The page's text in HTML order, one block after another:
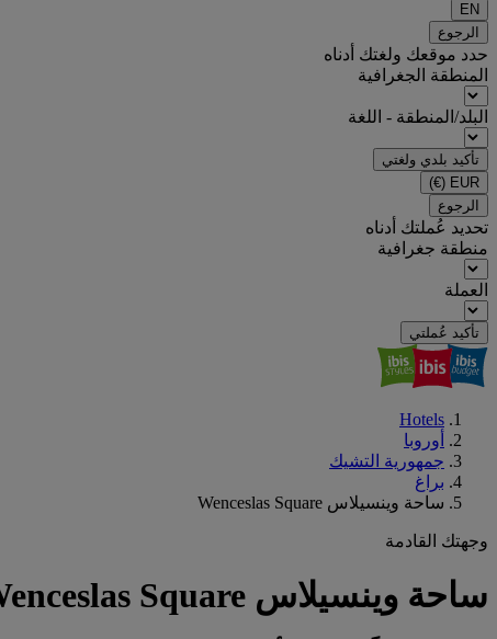
EN
الرجوع
حدد موقعك ولغتك أدناه
المنطقة الجغرافية
البلد/المنطقة - اللغة
تأكيد بلدي ولغتي
EUR
(€)
الرجوع
تحديد عُملتك أدناه
منطقة جغرافية
العملة
تأكيد عُملتي
Hotels
أوروبا
جمهورية التشيك
براغ
ساحة وينسيلاس Wenceslas Square
وجهتك القادمة
ساحة وينسيلاس Wenceslas Square : احجز فندقك